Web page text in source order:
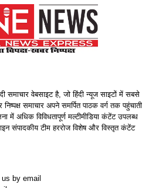
समाचार वेबसाइट है, जो हिंदी न्यूज साइटों में सबसे
समाचार अपने समर्पित पाठक वर्ग तक पहुंचाती
में अधिक विविधतापूर्ण मल्टीमीडिया कंटेंट उपलब्ध
संपादकीय टीम हररोज विशेष और विस्तृत कंटेंट
by email